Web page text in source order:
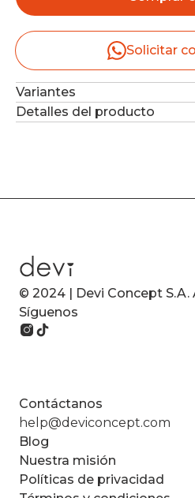
Solicitar
Variantes
Detalles del producto
© 2024 | Devi Concept S.A.
Síguenos
Contáctanos
help@deviconcept.com
Blog
Nuestra misión
Políticas de privacidad